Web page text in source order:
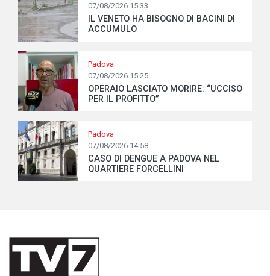
07/08/2026 15:33
IL VENETO HA BISOGNO DI BACINI DI
ACCUMULO
Padova
07/08/2026 15:25
OPERAIO LASCIATO MORIRE: “UCCISO
PER IL PROFITTO”
Padova
07/08/2026 14:58
CASO DI DENGUE A PADOVA NEL
QUARTIERE FORCELLINI